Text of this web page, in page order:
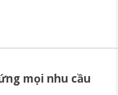
mọi nhu cầu